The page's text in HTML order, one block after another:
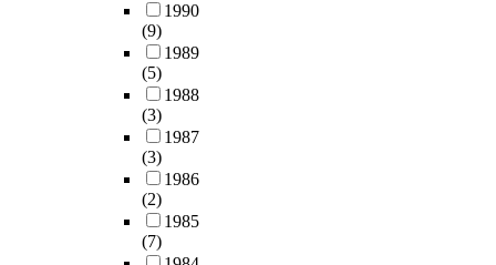
1990
(9)
1989
(5)
1988
(3)
1987
(3)
1986
(2)
1985
(7)